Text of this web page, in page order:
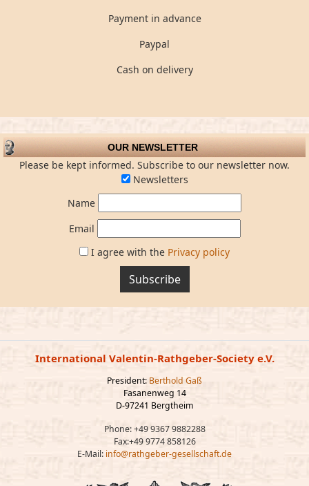
Payment in advance
Paypal
Cash on delivery
OUR NEWSLETTER
Please be kept informed. Subscribe to our newsletter now.
Newsletters
Name
Email
I agree with the Privacy policy
Subscribe
International Valentin-Rathgeber-Society e.V.
President: Berthold Gaß
Fasanenweg 14
D-97241 Bergtheim
Phone: +49 9367 9882288
Fax:+49 9774 858126
E-Mail: info@rathgeber-gesellschaft.de